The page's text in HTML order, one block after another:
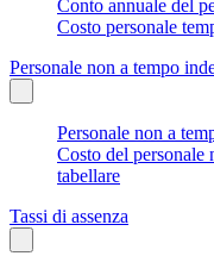
Conto annuale del
Costo personale
Personale non a tempo
Personale non a
Costo del personale
tabellare
Tassi di assenza